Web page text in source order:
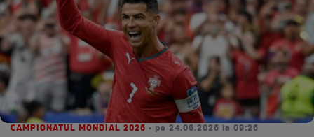
CAMPIONATUL MONDIAL 2026 • pe 24.06.2026 la 09:26